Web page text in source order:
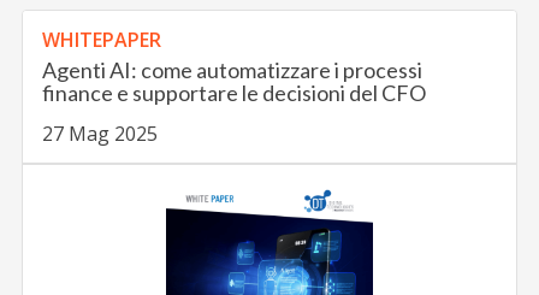
WHITEPAPER
Agenti AI: come automatizzare i processi
finance e supportare le decisioni del CFO
27 Mag 2025